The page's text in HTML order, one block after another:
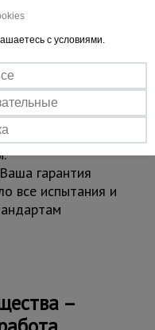
барьер
агрессивных
эксплуатации.
ваше время
Интуитивная
флажковые
силами одного
гарантия
все испытания и
–
с условиями.